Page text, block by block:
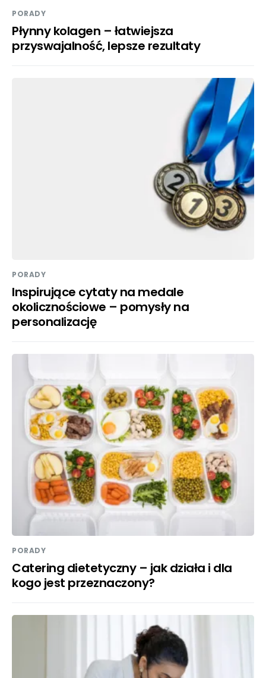
PORADY
Płynny kolagen – łatwiejsza
przyswajalność, lepsze rezultaty
PORADY
Inspirujące cytaty na medale
okolicznościowe – pomysły na
personalizację
PORADY
Catering dietetyczny – jak działa i dla
kogo jest przeznaczony?